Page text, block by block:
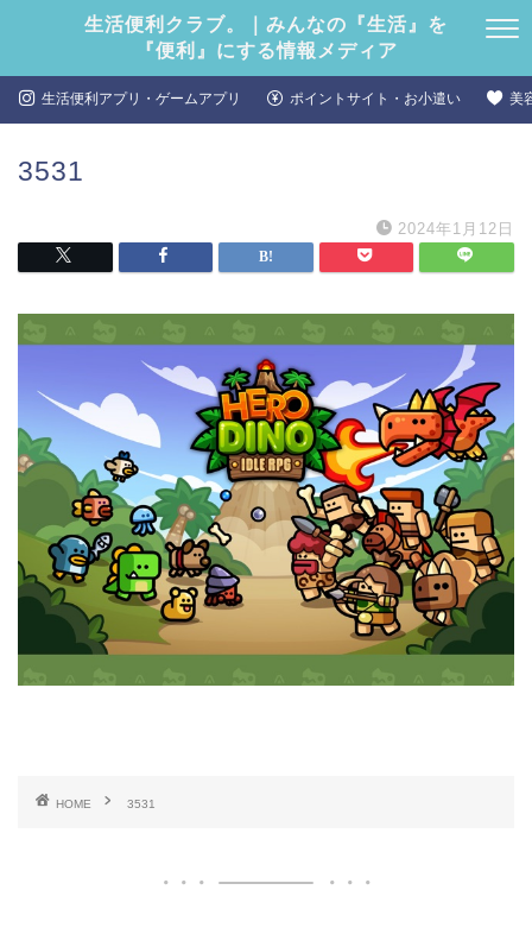
生活便利クラブ。｜みんなの『生活』を
『便利』にする情報メディア
生活便利アプリ・ゲームアプリ ポイントサイト・お小遣い 美
3531
2024年1月12日
HOME 3531